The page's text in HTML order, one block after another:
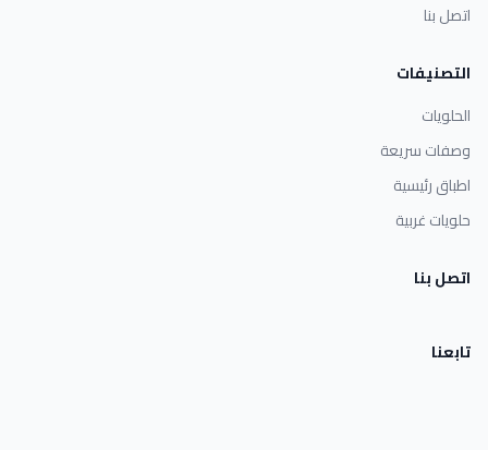
اتصل بنا
التصنيفات
الحلويات
وصفات سريعة
اطباق رئيسية
حلويات غربية
اتصل بنا
تابعنا